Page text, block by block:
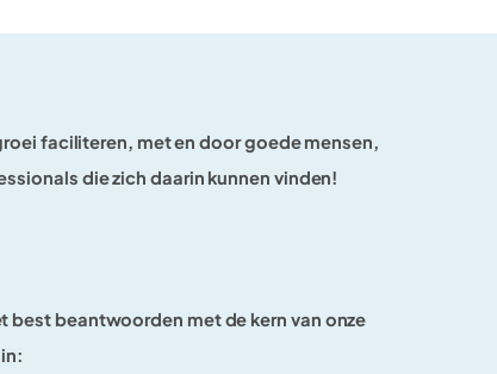
faciliteren, met en door goede mensen,
die zich daarin kunnen vinden!
best beantwoorden met de kern van onze